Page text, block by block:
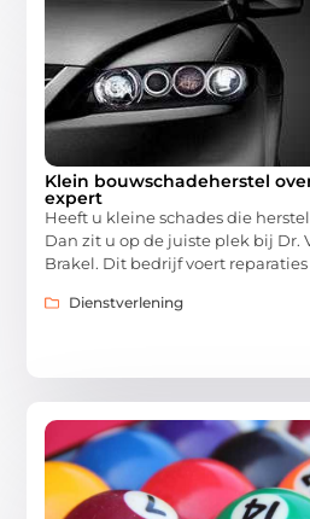
Klein bouwschadeherstel
expert
Heeft u kleine schades die
Dan zit u op de juiste plek bij Dr.
Brakel. Dit bedrijf voert reparaties
Dienstverlening